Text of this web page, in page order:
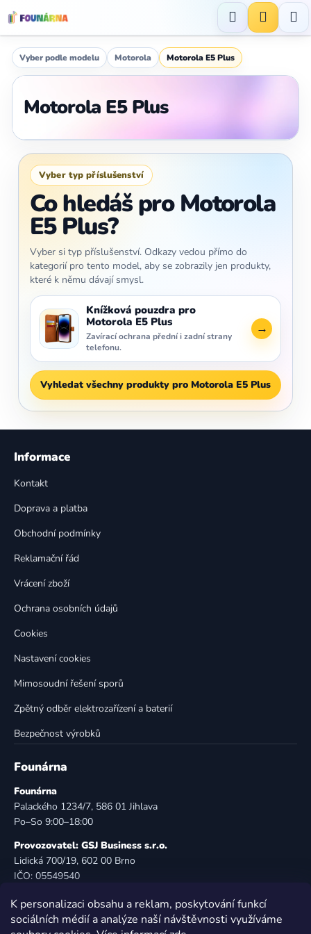
K personalizaci obsahu a reklam, poskytování funkcí
sociálních médií a analýze naší návštěvnosti využíváme
na
obsah
Hledat
Vyber podle modelu Motorola Motorola E5 Plus
Motorola E5 Plus
Vyber typ příslušenství
Co hledáš pro Motorola
E5 Plus?
Vyber si typ příslušenství. Odkazy vedou přímo do
kategorií pro tento model, aby se zobrazily jen produkty,
které k němu dávají smysl.
Knížková pouzdra pro
Motorola E5 Plus
Zavírací ochrana přední i zadní strany
telefonu.
→
Vyhledat všechny produkty pro Motorola E5 Plus
Z
Informace
Kontakt
Doprava a platba
Obchodní podmínky
Reklamační řád
Vrácení zboží
Ochrana osobních údajů
Cookies
Nastavení cookies
Mimosoudní řešení sporů
Zpětný odběr elektrozařízení a baterií
Bezpečnost výrobků
Founárna
Founárna
Palackého 1234/7, 586 01 Jihlava
Po–So 9:00–18:00
Provozovatel: GSJ Business s.r.o.
Lidická 700/19, 602 00 Brno
IČO: 05549540
E-mail:info@founarna.cz
Telefon: 721 485 258